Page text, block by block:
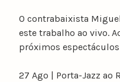
O contrabaixista
este trabalho ao vivo.
próximos
27 Ago | Porta-Jazz ao